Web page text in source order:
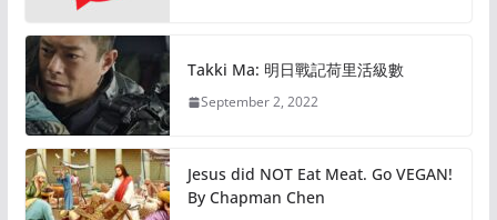
Takki Ma: 明日戰記荷里活級數
September 2, 2022
Jesus did NOT Eat Meat. Go VEGAN!
By Chapman Chen